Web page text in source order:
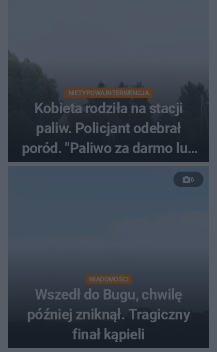
NIETYPOWA INTERWENCJA
Kobieta rodziła na stacji
paliw. Policjant odebrał
poród. "Paliwo za darmo lub
50 %!"
6
WIADOMOŚCI
Wszedł do Bugu, chwilę
później zniknął. Tragiczny
finał kąpieli